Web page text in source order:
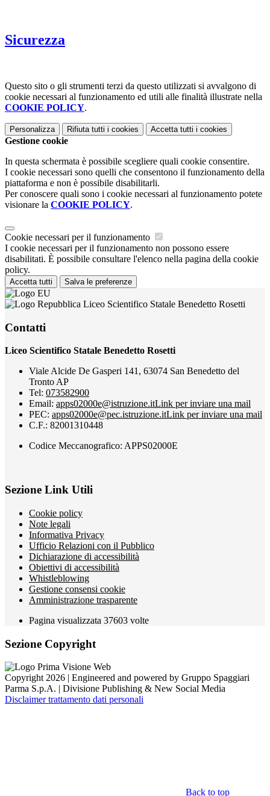
Sicurezza
Questo sito o gli strumenti terzi da questo utilizzati si avvalgono di
cookie necessari al funzionamento ed utili alle finalità illustrate nella
COOKIE POLICY.
Personalizza Rifiuta tutti i cookies Accetta tutti i cookies
Gestione cookie
In questa schermata è possibile scegliere quali cookie consentire.
I cookie necessari sono quelli che consentono il funzionamento della
piattaforma e non è possibile disabilitarli.
Per conoscere quali sono i cookie necessari al funzionamento potete
visionare la COOKIE POLICY.
Cookie necessari per il funzionamento
I cookie necessari per il funzionamento non possono essere
disabilitati. È possibile consultare l'elenco nella pagina della cookie
policy.
Accetta tutti Salva le preferenze
Liceo Scientifico Statale Benedetto Rosetti
Contatti
Liceo Scientifico Statale Benedetto Rosetti
Viale Alcide De Gasperi 141, 63074 San Benedetto del
Tronto AP
Tel: 073582900
Email: apps02000e@istruzione.itLink per inviare una mail
PEC: apps02000e@pec.istruzione.itLink per inviare una mail
C.F.: 82001310448
Codice Meccanografico: APPS02000E
Sezione Link Utili
Cookie policy
Note legali
Informativa Privacy
Ufficio Relazioni con il Pubblico
Dichiarazione di accessibilità
Obiettivi di accessibilità
Whistleblowing
Gestione consensi cookie
Amministrazione trasparente
Pagina visualizzata 37603 volte
Sezione Copyright
Copyright 2026 | Engineered and powered by Gruppo Spaggiari
Parma S.p.A. | Divisione Publishing & New Social Media
Disclaimer trattamento dati personali
Back to top